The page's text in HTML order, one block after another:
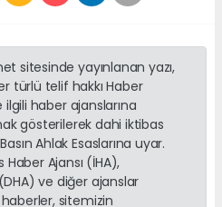
sitesinde yayınlanan yazı,
türlü telif hakkı Haber
haber ajanslarına
gösterilerek dahi iktibas
Ahlak Esaslarına uyar.
Haber Ajansı (İHA),
ve diğer ajanslar
sitemizin